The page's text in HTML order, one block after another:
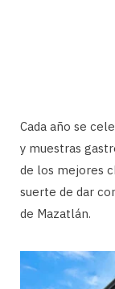
Cada año se
y muestras
de los mejores
suerte de dar
de Mazatlán.